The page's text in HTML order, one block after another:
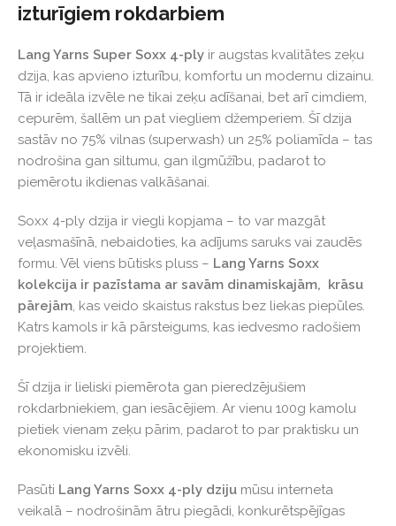
izturīgiem rokdarbiem
Lang Yarns Super Soxx 4-ply ir augstas kvalitātes zeķu
dzija, kas apvieno izturību, komfortu un modernu dizainu.
Tā ir ideāla izvēle ne tikai zeķu adīšanai, bet arī cimdiem,
cepurēm, šallēm un pat viegliem džemperiem. Šī dzija
sastāv no 75% vilnas (superwash) un 25% poliamīda – tas
nodrošina gan siltumu, gan ilgmūžību, padarot to
piemērotu ikdienas valkāšanai.
Soxx 4-ply dzija ir viegli kopjama – to var mazgāt
veļasmašīnā, nebaidoties, ka adījums saruks vai zaudēs
formu. Vēl viens būtisks pluss – Lang Yarns Soxx
kolekcija ir pazīstama ar savām dinamiskajām, krāsu
pārejām, kas veido skaistus rakstus bez liekas piepūles.
Katrs kamols ir kā pārsteigums, kas iedvesmo radošiem
projektiem.
Šī dzija ir lieliski piemērota gan pieredzējušiem
rokdarbniekiem, gan iesācējiem. Ar vienu 100g kamolu
pietiek vienam zeķu pārim, padarot to par praktisku un
ekonomisku izvēli.
Pasūti Lang Yarns Soxx 4-ply dziju mūsu interneta
veikalā – nodrošinām ātru piegādi, konkurētspējīgas